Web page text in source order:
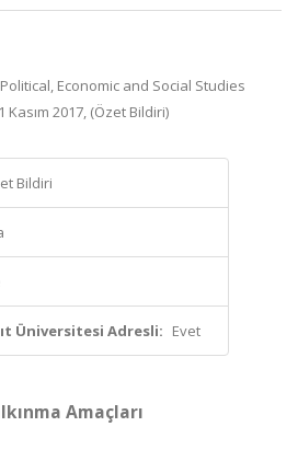
Economic and Social Studies
2017, (Özet Bildiri)
Bildiri
Üniversitesi Adresli: Evet
Amaçları